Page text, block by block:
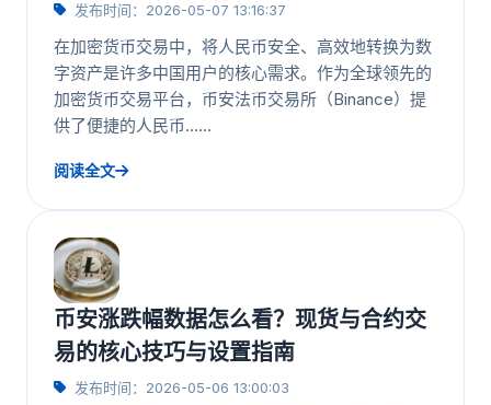
发布时间：2026-05-07 13:16:37
在加密货币交易中，将人民币安全、高效地转换为数
字资产是许多中国用户的核心需求。作为全球领先的
加密货币交易平台，币安法币交易所（Binance）提
供了便捷的人民币……
阅读全文
币安涨跌幅数据怎么看？现货与合约交
易的核心技巧与设置指南
发布时间：2026-05-06 13:00:03